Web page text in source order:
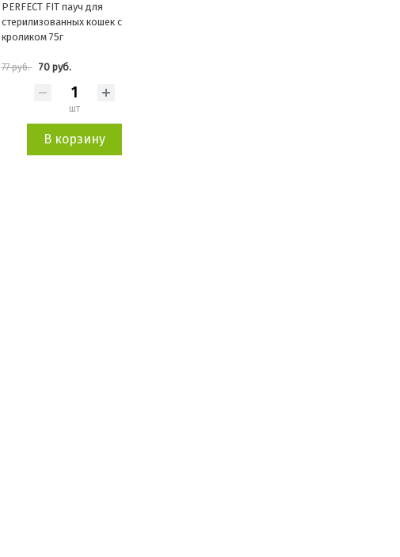
PERFECT FIT пауч для
стерилизованных кошек с
кроликом 75г
77 руб. 70 руб.
шт
В корзину